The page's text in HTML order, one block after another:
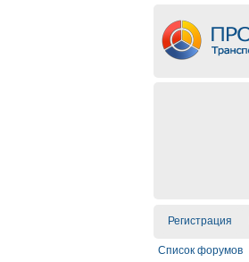
Регистрация
Список форумов